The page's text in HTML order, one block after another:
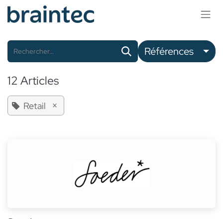
Se rendre au contenu
Références
12 Articles
Retail ×